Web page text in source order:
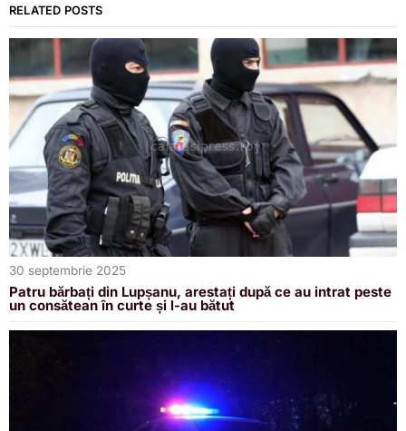
RELATED POSTS
30 septembrie 2025
Patru bărbați din Lupșanu, arestați după ce au intrat peste
un consătean în curte și l-au bătut